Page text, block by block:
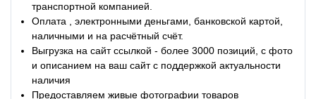
транспортной компанией.
Оплата , электронными деньгами, банковской картой,
наличными и на расчётный счёт.
Выгрузка на сайт ссылкой - более 3000 позиций, с фото
и описанием на ваш сайт с поддержкой актуальности
наличия
Предоставляем живые фотографии товаров